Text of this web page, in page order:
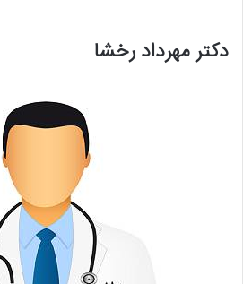
دکتر مهرداد رخشا